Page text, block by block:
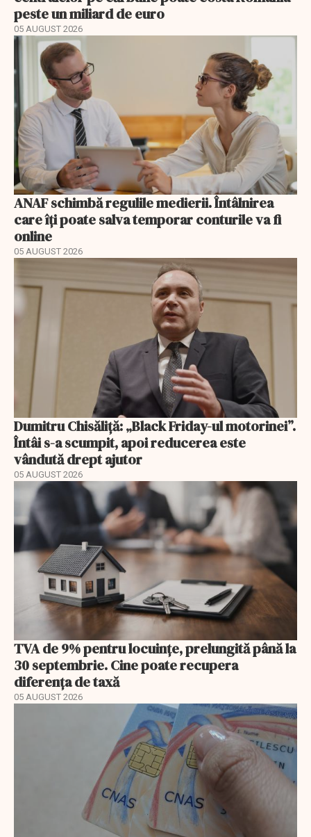
peste un miliard de euro
05 AUGUST 2026
ANAF schimbă regulile medierii. Întâlnirea
care îți poate salva temporar conturile va fi
online
05 AUGUST 2026
Dumitru Chisăliță: „Black Friday-ul motorinei”.
Întâi s-a scumpit, apoi reducerea este
vândută drept ajutor
05 AUGUST 2026
TVA de 9% pentru locuințe, prelungită până la
30 septembrie. Cine poate recupera
diferența de taxă
05 AUGUST 2026